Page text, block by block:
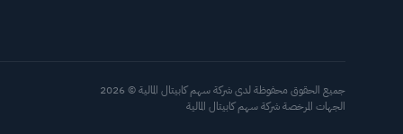
جميع الحقوق محفوظة لدى شركة سهم كابيتال المالية © 2026
الجهات المرخصة شركة سهم كابيتال المالية